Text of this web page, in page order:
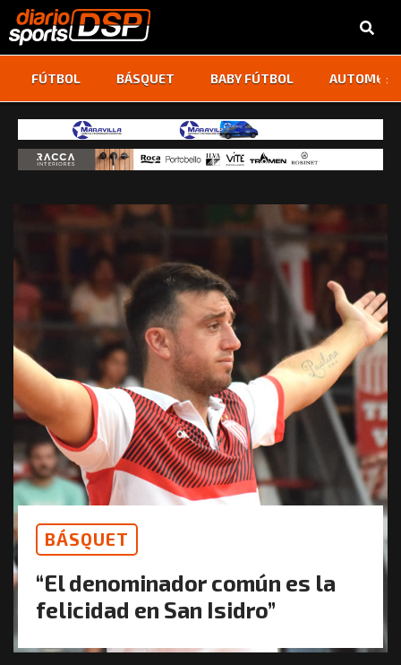
FÚTBOL BÁSQUET BABY FÚTBOL ‹ ›
BÁSQUET
“El denominador común es la
felicidad en San Isidro”